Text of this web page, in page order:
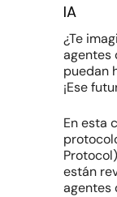
IA
¿Te
agentes
puedan
¡Ese
En esta
están
agentes